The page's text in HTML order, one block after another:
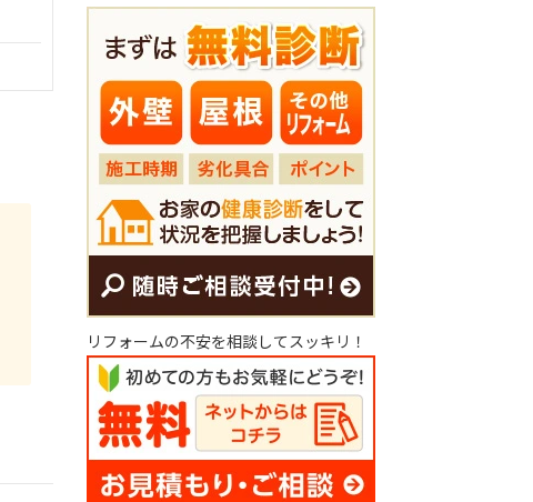
リフォームの不安を相談してスッキリ！